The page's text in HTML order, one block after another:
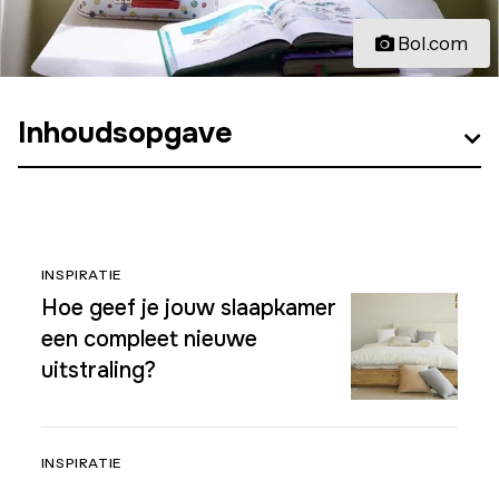
Bol.com
Inhoudsopgave
INSPIRATIE
Hoe geef je jouw slaapkamer
een compleet nieuwe
uitstraling?
INSPIRATIE